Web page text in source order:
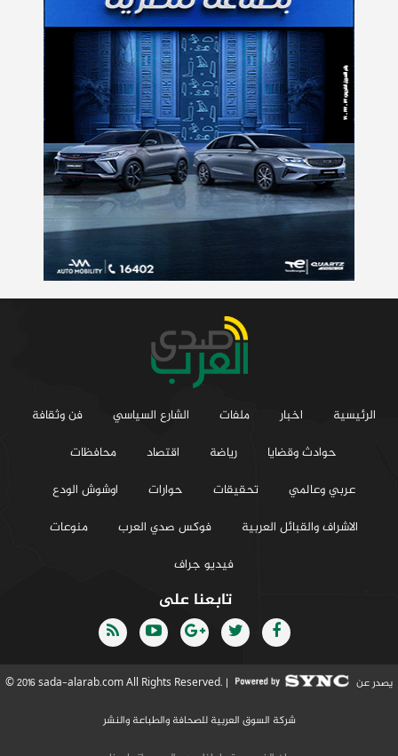
الرئيسية اخبار ملفات الشارع السياسي
فن وثقافة
حوادث وقضايا
رياضة اقتصاد
محافظات
عربي وعالمي
تحقيقات حوارات
اوشوش الودع
الاشراف والقبائل العربية
فوكس صدي العرب
منوعات
فيديو جراف
تابعنا على
© 2016 sada-alarab.com All Rights Reserved. | يصدر عن
شركة السوق العربية للصحافة والطباعة والنشر